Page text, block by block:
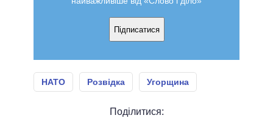
Підписатися
НАТО Розвідка Угорщина
Поділитися: